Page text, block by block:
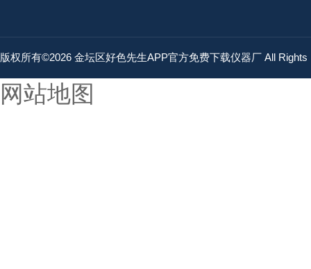
版权所有©2026 金坛区好色先生APP官方免费下载仪器厂 All
网站地图